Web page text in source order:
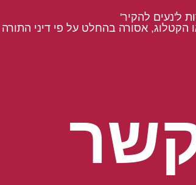
ל'נעים להקיר'
אסורה בהחלט על פי דיני התורה